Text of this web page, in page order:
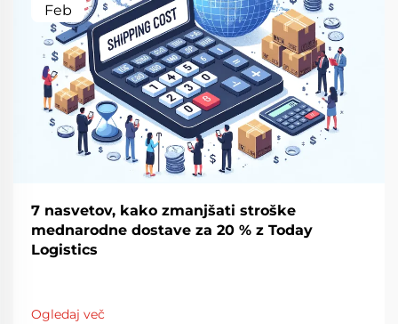
Feb
7 nasvetov, kako zmanjšati stroške
mednarodne dostave za 20 % z Today
Logistics
Ogledaj več